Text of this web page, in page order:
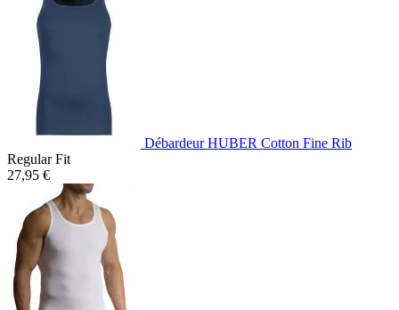
Débardeur HUBER Cotton Fine Rib
Regular Fit
27,95 €